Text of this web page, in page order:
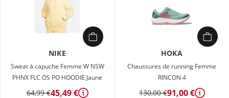
NIKE
Sweat à capuche Femme W NSW
PHNX FLC OS PO HOODIE Jaune
64,99 €45,49 €
HOKA
Chaussures de running Femme
RINCON 4
130,00 €91,00 €